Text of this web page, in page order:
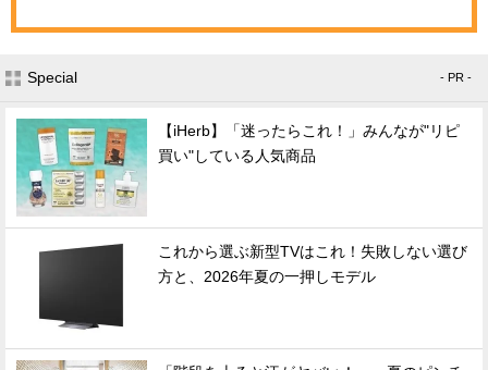
Special - PR -
【iHerb】「迷ったらこれ！」みんなが"リピ
買い"している人気商品
これから選ぶ新型TVはこれ！失敗しない選び
方と、2026年夏の一押しモデル